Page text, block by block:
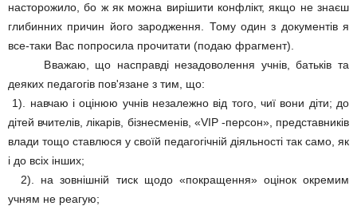
насторожило, бо ж як можна вирішити конфлікт, якщо не знаєш
глибинних причин його зародження. Тому один з документів я
все-таки Вас попросила прочитати (подаю фрагмент).
Вважаю, що насправді незадоволення учнів, батьків та
деяких педагогів пов'язане з тим, що:
1). навчаю і оцінюю учнів незалежно від того, чиї вони діти; до
дітей вчителів, лікарів, бізнесменів, «VIP -персон», представників
влади тощо ставлюся у своїй педагогічній діяльності так само, як
і до всіх інших;
2). на зовнішній тиск щодо «покращення» оцінок окремим
учням не реагую;